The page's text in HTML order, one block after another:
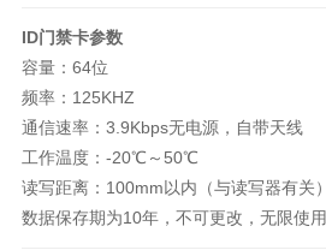
ID门禁卡参数
容量：64位
频率：125KHZ
通信速率：3.9Kbps无电源，自带天线
工作温度：-20℃～50℃
读写距离：100mm以内（与读写器有关）
数据保存期为10年，不可更改，无限使用